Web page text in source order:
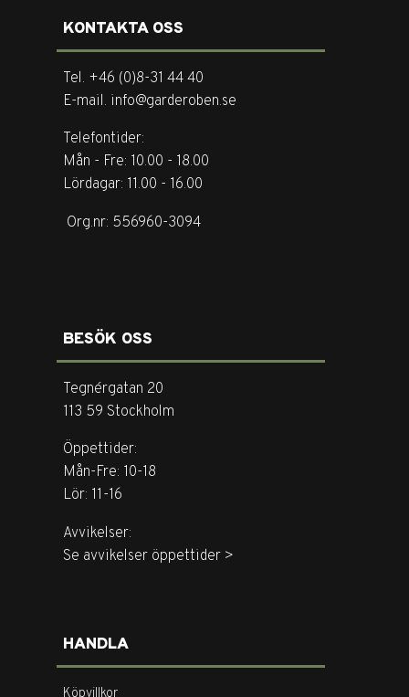
KONTAKTA OSS
Tel. +46 (0)8-31 44 40
E-mail. info@garderoben.se
Telefontider:
Mån - Fre: 10.00 - 18.00
Lördagar: 11.00 - 16.00
Org.nr: 556960-3094
BESÖK OSS
Tegnérgatan 20
113 59 Stockholm
Öppettider:
Mån-Fre: 10-18
Lör: 11-16
Avvikelser:
Se avvikelser öppettider >
HANDLA